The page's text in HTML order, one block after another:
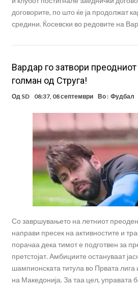
договорите, по што ќе ја продолжат
средини. Ќосевски во редовите на
Вардар го затвори
голман од Струга!
Од SD 08:37, 08 септември Во : Фудбал
Со завршувањето на летниот
направи пресек на активностите и
порачаа дека тимот е подготвен за
претстојат. Амбициите остануваат
шампионската титула во Првата лига
на Македонија. За таа цел, управата